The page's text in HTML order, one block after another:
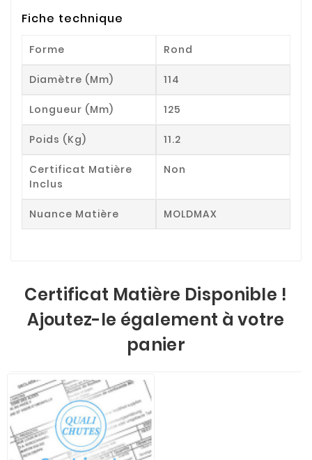
Fiche technique
Forme Rond
Diamètre (mm) 114
Longueur (mm) 125
Poids (kg) 11.2
Certificat Matière
Inclus
Non
Nuance Matière MOLDMAX
Certificat Matière Disponible !
Ajoutez-le également à votre
panier